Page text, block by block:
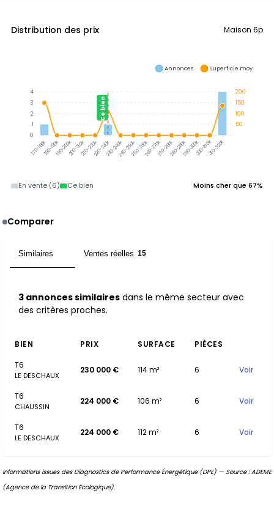
Distribution des prix Maison 6p
170-180k180-190k190-200k200-210k210-220k220-230k230-240k240-250k250-260k260-270k270-280k280-290k290-300k300-310k310-320k
Ce bien
200
150
100
50
4
3
2
1
0
Annonces Superficie moy.
En vente (6) Ce bien Moins cher que 67%
Comparer
Similaires Ventes réelles 15
3 annonces similaires dans le même secteur avec
des critères proches.
BIEN PRIX SURFACE
PIÈCES
T6
LE DESCHAUX
230 000 € 114 m² 6 Voir
T6
CHAUSSIN
224 000 € 106 m² 6 Voir
T6
LE DESCHAUX
224 000 € 112 m² 6 Voir
Informations issues des Diagnostics de Performance Énergétique (DPE) — Source : ADEME
(Agence de la Transition Écologique).